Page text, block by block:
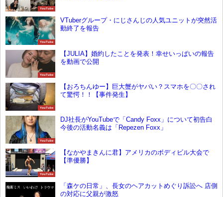
YouTube
YouTube
VTuberグループ・にじさんじの人気ユニットが突然活
動終了を報告
YouTube
【JULIA】婚約したことを発表！幸せいっぱいの報告
を動画で公開
YouTube
【おろちんゆー】巨大蟹がヤバい？スマホを〇〇され
て驚愕！！【事件発生】
YouTube
DJ社長がYouTubeで「Candy Foxx」について初告白
今後の活動名義は「Repezen Foxx」
YouTube
【なかやまきんに君】アメリカのボディビル大会で
【準優勝】
「森ケの日常」、長女のヘアカットめぐり訴訟へ 店側
の対応に父親が激怒